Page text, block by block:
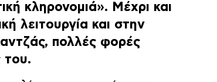
κληρονομιά». Μέχρι και
λειτουργία και στην
πολλές φορές
του.